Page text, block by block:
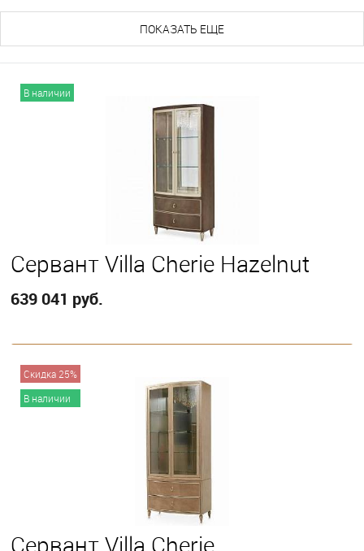
ПОКАЗАТЬ ЕЩЕ
В наличии
Сервант Villa Cherie Hazelnut
639 041 руб.
Скидка 25%
В наличии
Сервант Villa Cherie